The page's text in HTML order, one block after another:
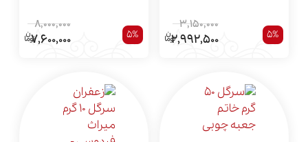
5%
3,150,000
2,992,500
5%
8,000,000
7,600,000